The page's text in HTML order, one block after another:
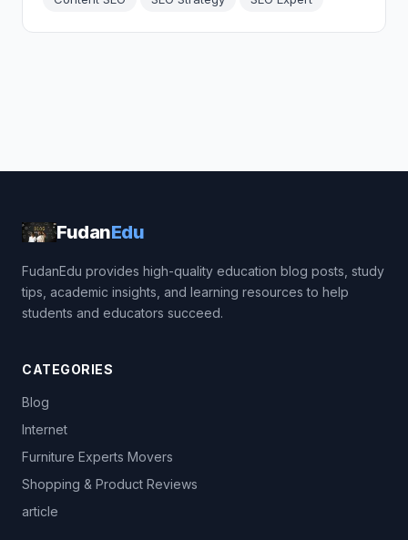
FudanEdu
FudanEdu provides high-quality education blog posts, study
tips, academic insights, and learning resources to help
students and educators succeed.
CATEGORIES
Blog
Internet
Furniture Experts Movers
Shopping & Product Reviews
article